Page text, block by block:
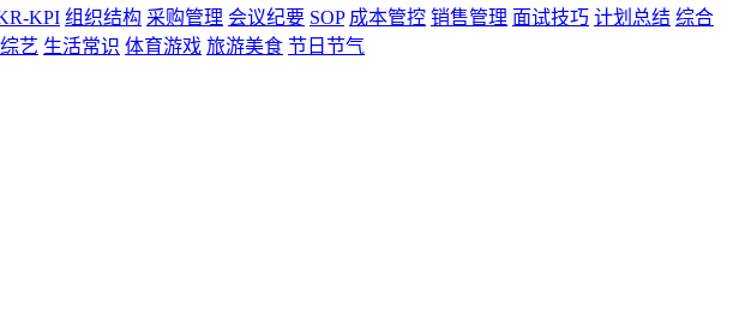
KPI 组织结构 采购管理 会议纪要 SOP 成本管控 销售管理 面试技巧 计划总结 综合
艺 生活常识 体育游戏 旅游美食 节日节气